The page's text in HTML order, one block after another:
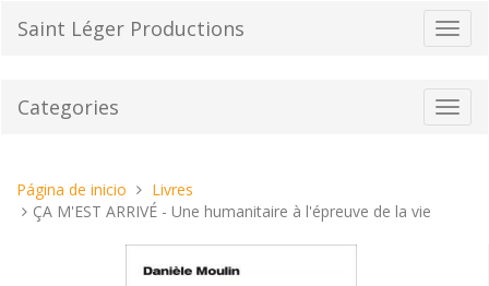
el
de
Saint Léger Productions
Categories
Estas
aquí:
Página de inicio
Livres
ÇA M'EST ARRIVÉ - Une humanitaire à l'épreuve de la vie